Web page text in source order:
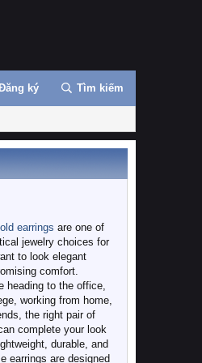
ký Tìm kiếm
earrings are one of
jewelry choices for
to look elegant
comfort.
heading to the office,
working from home,
the right pair of
complete your look
durable, and
earrings are designed